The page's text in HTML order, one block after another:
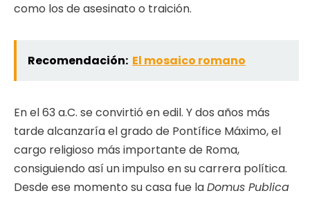
como los de asesinato o traición.
Recomendación: El mosaico romano
En el 63 a.C. se convirtió en edil. Y dos años más
tarde alcanzaría el grado de Pontífice Máximo, el
cargo religioso más importante de Roma,
consiguiendo así un impulso en su carrera política.
Desde ese momento su casa fue laDomus Publica